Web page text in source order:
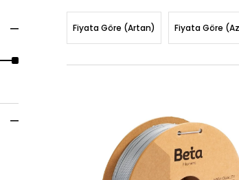
Fiyata Göre (Artan) Fiyata Göre